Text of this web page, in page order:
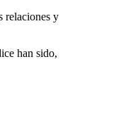
relaciones y
han sido,